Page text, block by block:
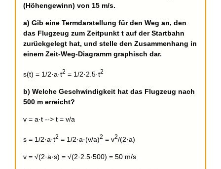
(Höhengewinn) von 15 m/s.
a) Gib eine Termdarstellung für den Weg an, den
das Flugzeug zum Zeitpunkt t auf der Startbahn
zurückgelegt hat, und stelle den Zusammenhang in
einem Zeit-Weg-Diagramm graphisch dar.
s(t) = 1/2·a·t2 = 1/2·2.5·t2
b) Welche Geschwindigkeit hat das Flugzeug nach
500 m erreicht?
v = a·t --> t = v/a
s = 1/2·a·t2 = 1/2·a·(v/a)2 = v2/(2·a)
v = √(2·a·s) = √(2·2.5·500) = 50 m/s